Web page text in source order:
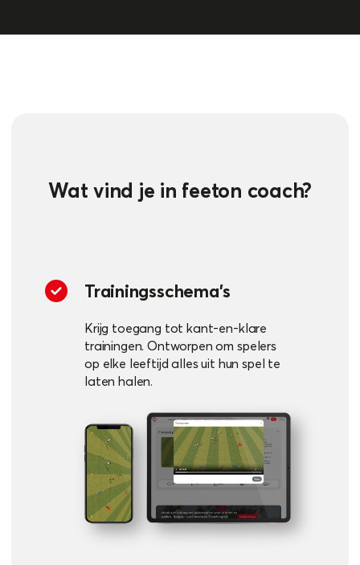
Wat vind je in feeton coach?
Trainingsschema's
Krijg toegang tot kant-en-klare
trainingen. Ontworpen om spelers
op elke leeftijd alles uit hun spel te
laten halen.